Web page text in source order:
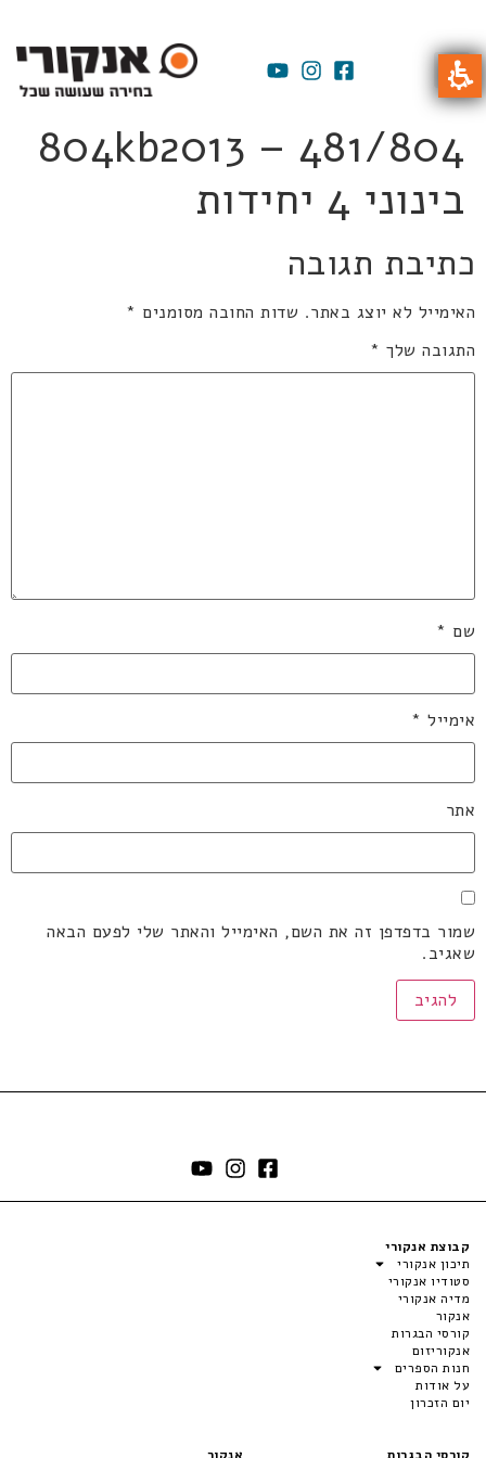
804kb2013 – 481/804
בינוני 4 יחידות
כתיבת תגובה
האימייל לא יוצג באתר. שדות החובה מסומנים *
התגובה שלך *
שם *
אימייל *
אתר
שמור בדפדפן זה את השם, האימייל והאתר שלי לפעם הבאה
שאגיב.
קבוצת אנקורי
תיכון אנקורי
סטודיו אנקורי
מדיה אנקורי
אנקור
קורסי הבגרות
אנקוריזום
חנות הספרים
על אודות
יום הזכרון